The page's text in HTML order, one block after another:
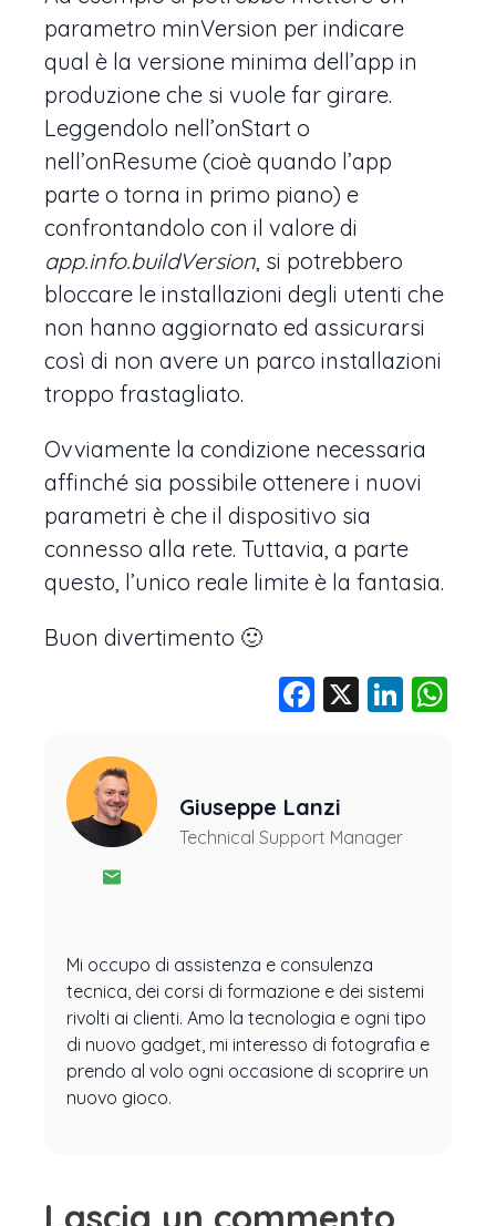
parametro minVersion per indicare
qual è la versione minima dell’app in
produzione che si vuole far girare.
Leggendolo nell’onStart o
nell’onResume (cioè quando l’app
parte o torna in primo piano) e
confrontandolo con il valore di
app.info.buildVersion , si potrebbero
bloccare le installazioni degli utenti che
non hanno aggiornato ed assicurarsi
così di non avere un parco installazioni
troppo frastagliato.
Ovviamente la condizione necessaria
affinché sia possibile ottenere i nuovi
parametri è che il dispositivo sia
connesso alla rete. Tuttavia, a parte
questo, l’unico reale limite è la fantasia.
Buon divertimento 🙂
Facebook
X
Giuseppe Lanzi
Technical Support Manager
Mi occupo di assistenza e consulenza
tecnica, dei corsi di formazione e dei sistemi
rivolti ai clienti. Amo la tecnologia e ogni tipo
di nuovo gadget, mi interesso di fotografia e
prendo al volo ogni occasione di scoprire un
nuovo gioco.
Lascia un commento